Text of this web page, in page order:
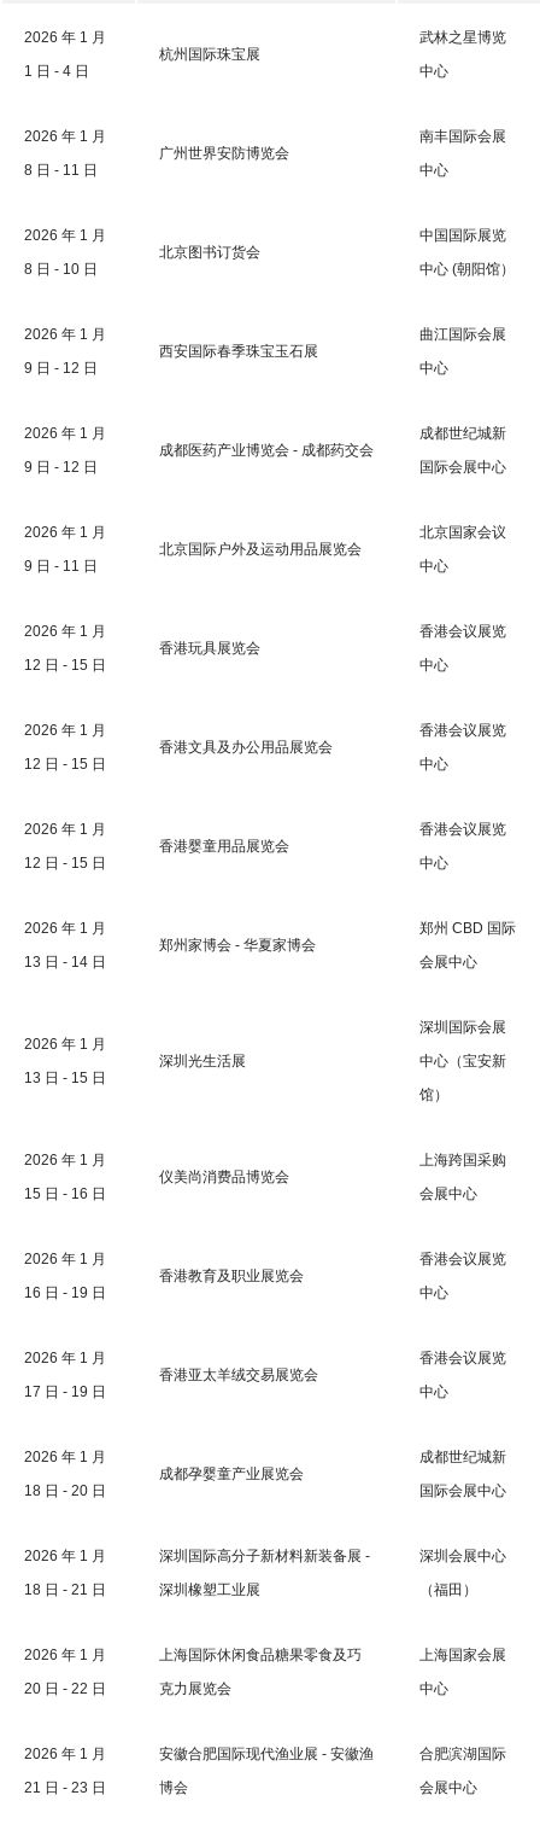
2026 年 1 月
1 日 - 4 日
杭州国际珠宝展
武林之星博览
中心
2026 年 1 月
8 日 - 11 日
广州世界安防博览会
南丰国际会展
中心
2026 年 1 月
8 日 - 10 日
北京图书订货会
中国国际展览
中心 (朝阳馆）
2026 年 1 月
9 日 - 12 日
西安国际春季珠宝玉石展
曲江国际会展
中心
2026 年 1 月
9 日 - 12 日
成都医药产业博览会 - 成都药交会
成都世纪城新
国际会展中心
2026 年 1 月
9 日 - 11 日
北京国际户外及运动用品展览会
北京国家会议
中心
2026 年 1 月
12 日 - 15 日
香港玩具展览会
香港会议展览
中心
2026 年 1 月
12 日 - 15 日
香港文具及办公用品展览会
香港会议展览
中心
2026 年 1 月
12 日 - 15 日
香港婴童用品展览会
香港会议展览
中心
2026 年 1 月
13 日 - 14 日
郑州家博会 - 华夏家博会
郑州 CBD 国际
会展中心
2026 年 1 月
13 日 - 15 日
深圳光生活展
深圳国际会展
中心（宝安新
馆）
2026 年 1 月
15 日 - 16 日
仪美尚消费品博览会
上海跨国采购
会展中心
2026 年 1 月
16 日 - 19 日
香港教育及职业展览会
香港会议展览
中心
2026 年 1 月
17 日 - 19 日
香港亚太羊绒交易展览会
香港会议展览
中心
2026 年 1 月
18 日 - 20 日
成都孕婴童产业展览会
成都世纪城新
国际会展中心
2026 年 1 月
18 日 - 21 日
深圳国际高分子新材料新装备展 -
深圳橡塑工业展
深圳会展中心
（福田）
2026 年 1 月
20 日 - 22 日
上海国际休闲食品糖果零食及巧
克力展览会
上海国家会展
中心
2026 年 1 月
21 日 - 23 日
安徽合肥国际现代渔业展 - 安徽渔
博会
合肥滨湖国际
会展中心